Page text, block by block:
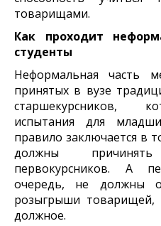
товарищами.
Как проходит
студенты
Неформальная часть
принятых в вузе
старшекурсников,
испытания для
правило заключается в
должны
первокурсников. А
очередь, не должны
розыгрыши товарищей,
должное.